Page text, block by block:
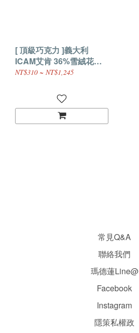
[ 頂級巧克力 ]義大利
ICAM艾肯 36%雪絨花調
溫白巧克力 (鈕扣型)
NT$310 ~ NT$1,245
常見Q&A
聯絡我們
瑪德蓮Line@
Facebook
Instagram
隱策私權政